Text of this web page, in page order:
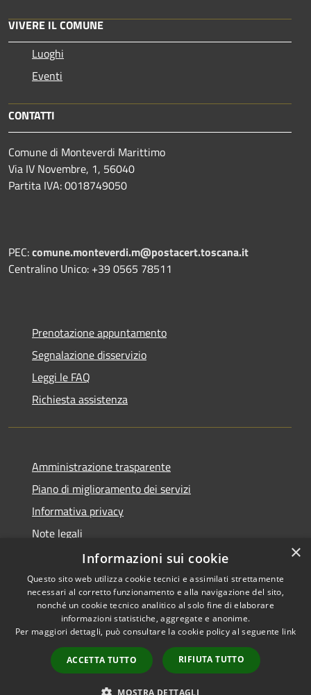
VIVERE IL COMUNE
Luoghi
Eventi
CONTATTI
Comune di Monteverdi Marittimo
Via IV Novembre, 1, 56040
Partita IVA: 0018749050
PEC:comune.monteverdi.m@postacert.toscana.it
Centralino Unico: +39 0565 78511
Prenotazione appuntamento
Segnalazione disservizio
Leggi le FAQ
Richiesta assistenza
Amministrazione trasparente
Piano di miglioramento dei servizi
Informativa privacy
Note legali
Dichiarazione di accessibilità
RSS
Accessibilità
Copyright © 2026 • Comune di
Powered byMunicipium
Accesso redazione
×
Informazioni sui cookie
Questo sito web utilizza cookie tecnici e assimilati strettamente
necessari al corretto funzionamento e alla navigazione del sito,
nonché un cookie tecnico analitico al solo fine di elaborare
informazioni statistiche, aggregate e anonime.
Per maggiori dettagli, può consultare la cookie policy al seguente link
ACCETTA TUTTO RIFIUTA TUTTO
MOSTRA DETTAGLI